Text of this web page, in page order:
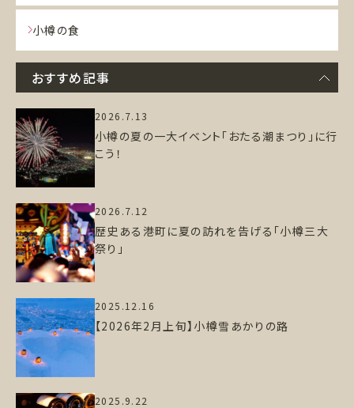
小樽の食
おすすめ記事
2026.7.13
小樽の夏の一大イベント「おたる潮まつり」に行
こう！
2026.7.12
歴史ある港町に夏の訪れを告げる「小樽三大
祭り」
2025.12.16
【2026年2月上旬】小樽雪あかりの路
2025.9.22